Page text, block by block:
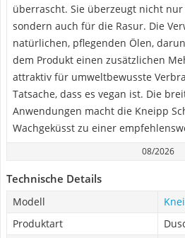
überrascht. Sie überzeugt nicht
sondern auch für die Rasur. Die
natürlichen, pflegenden Ölen,
dem Produkt einen zusätzlichen
attraktiv für umweltbewusste
Tatsache, dass es vegan ist. Die
Anwendungen macht die Kneipp
Wachgeküsst zu einer
08/2026
Technische Details
Modell
Produktart